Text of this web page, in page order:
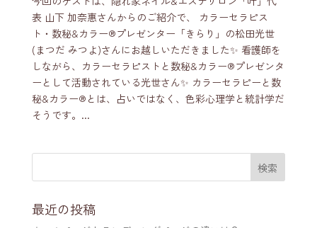
表 山下 加奈惠さんからのご紹介で、 カラーセラピス
ト・数秘&カラー®️プレゼンター「きらり」の松田光世
(まつだ みつよ)さんにお越しいただきました✨ 看護師を
しながら、カラーセラピストと数秘&カラー®️プレゼンタ
ーとして活動されている光世さん✨ カラーセラピーと数
秘&カラー®️とは、占いではなく、色彩心理学と統計学だ
そうです。...
最近の投稿